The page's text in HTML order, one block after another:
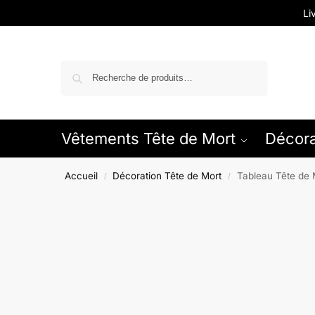
Vêtements Tête de Mort
Accueil / Décoration Tête de Mort / Tableau Tête de